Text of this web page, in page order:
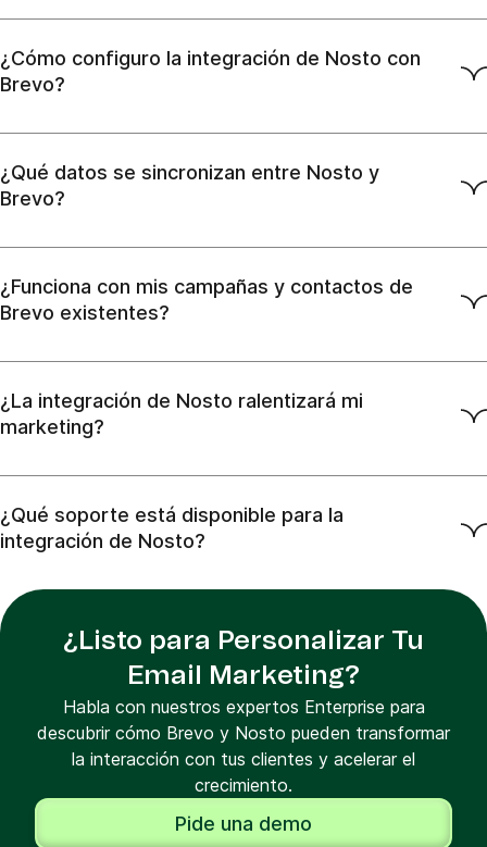
¿Cómo configuro la integración de Nosto con
Brevo?
¿Qué datos se sincronizan entre Nosto y
Brevo?
¿Funciona con mis campañas y contactos de
Brevo existentes?
¿La integración de Nosto ralentizará mi
marketing?
¿Qué soporte está disponible para la
integración de Nosto?
¿Listo para Personalizar Tu
Email Marketing?
Habla con nuestros expertos Enterprise para
descubrir cómo Brevo y Nosto pueden transformar
la interacción con tus clientes y acelerar el
crecimiento.
Pide una demo